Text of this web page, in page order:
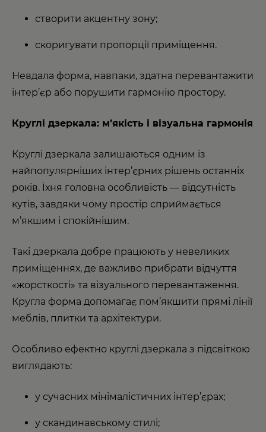
створити акцентну зону;
скоригувати пропорції приміщення.
Невдала форма, навпаки, здатна перевантажити
інтер’єр або порушити гармонію простору.
Круглі дзеркала: м’якість і візуальна гармонія
Круглі дзеркала залишаються одним із
найпопулярніших інтер’єрних рішень останніх
років. Їхня головна особливість — відсутність
кутів, завдяки чому простір сприймається
м’якшим і спокійнішим.
Такі дзеркала добре працюють у невеликих
приміщеннях, де важливо прибрати відчуття
«жорсткості» та візуального перевантаження.
Кругла форма допомагає пом’якшити прямі лінії
меблів, плитки та архітектури.
Особливо ефектно круглі дзеркала з підсвіткою
виглядають:
у сучасних мінімалістичних інтер’єрах;
у скандинавському стилі;